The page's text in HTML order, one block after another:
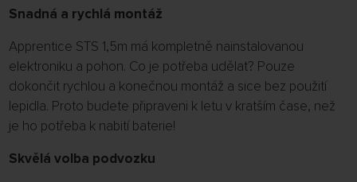
Snadná a rychlá montáž
Apprentice STS 1,5m má kompletně nainstalovanou
elektroniku a pohon. Co je potřeba udělat? Pouze
dokončit rychlou a konečnou montáž a sice bez použití
lepidla. Proto budete připraveni k letu v kratším čase, než
je ho potřeba k nabití baterie!
Skvělá volba podvozku